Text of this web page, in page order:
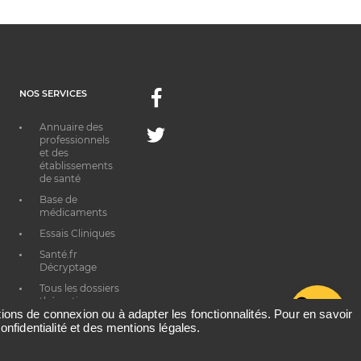
NOS SERVICES
Annuaire des
professionnels
et des
établissements
de santé
Base de
médicaments
Essais Cliniques
Santé.fr
Décryptage
Tous les dossiers
thématiques
Facebook
Twitter
de connexion ou à adapter les fonctionnalités. Pour en savoir
et des mentions légales.